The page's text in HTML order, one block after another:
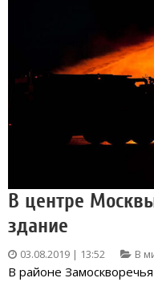
В центре
здание
03.08.2019 | 13:52 В
В районе